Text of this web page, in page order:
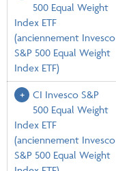
500 Equal Weight
Index ETF
(anciennement Invesco
S&P 500 Equal Weight
Index ETF)
CI Invesco S&P
500 Equal Weight
Index ETF
(anciennement Invesco
S&P 500 Equal Weight